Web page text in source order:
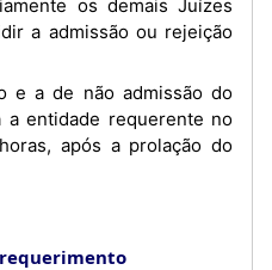
os demais Juízes
a admissão ou rejeição
a entidade requerente no
após a prolação do